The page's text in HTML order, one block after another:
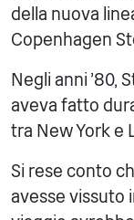
della nuova
Copenhagen
Negli anni '80,
aveva fatto
tra New York e
Si rese conto
avesse vissuto